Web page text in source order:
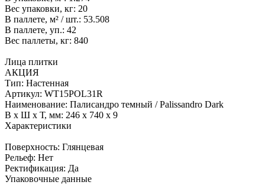
Вес упаковки, кг: 20
В паллете, м² / шт.: 53.508
В паллете, уп.: 42
Вес паллеты, кг: 840
Лица плитки
АКЦИЯ
Тип: Настенная
Артикул: WT15POL31R
Наименование: Палисандро темный / Palissandro Dark
В x Ш x Т, мм: 246 x 740 x 9
Характеристики
Поверхность: Глянцевая
Рельеф: Нет
Ректификация: Да
Упаковочные данные